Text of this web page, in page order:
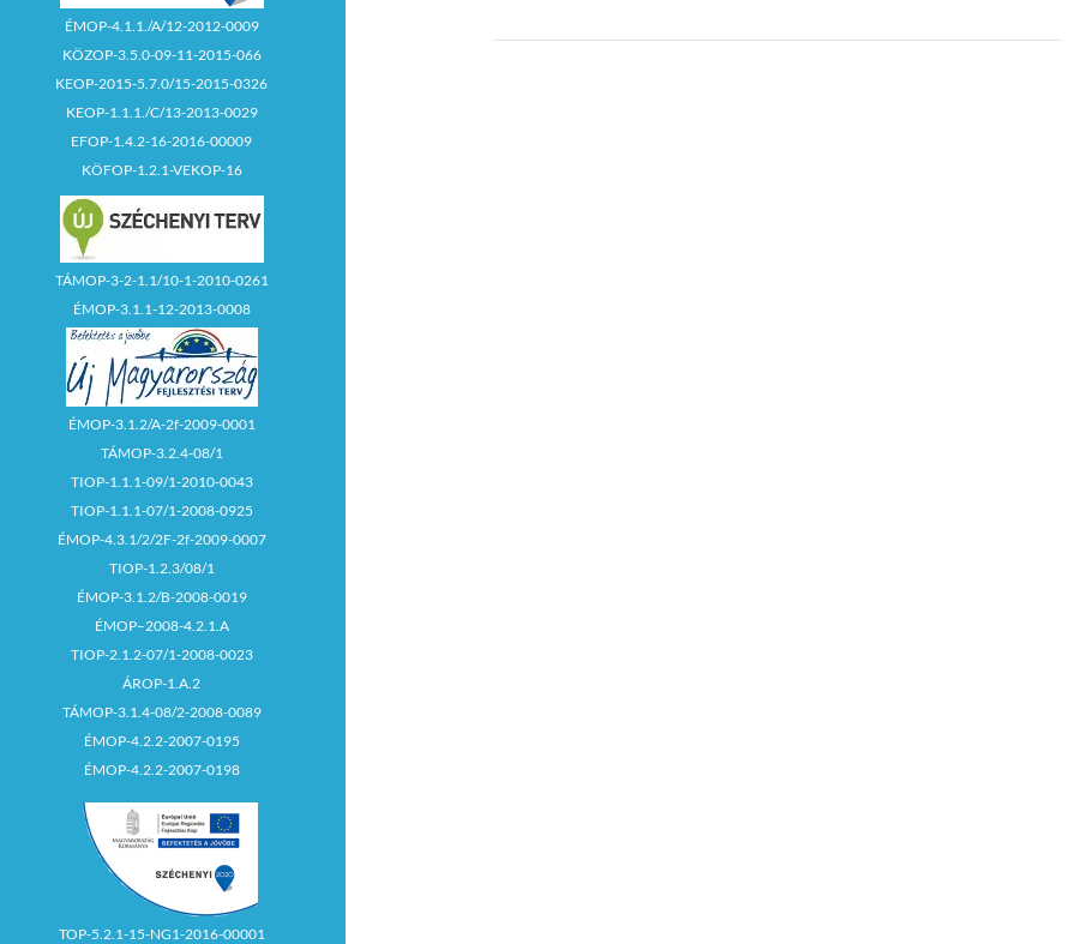
ÉMOP-4.1.1./A/12-2012-0009
KÖZOP-3.5.0-09-11-2015-066
KEOP-2015-5.7.0/15-2015-0326
KEOP-1.1.1./C/13-2013-0029
EFOP-1.4.2-16-2016-00009
KÖFOP-1.2.1-VEKOP-16
TÁMOP-3-2-1.1/10-1-2010-0261
ÉMOP-3.1.1-12-2013-0008
ÉMOP-3.1.2/A-2f-2009-0001
TÁMOP-3.2.4-08/1
TIOP-1.1.1-09/1-2010-0043
TIOP-1.1.1-07/1-2008-0925
ÉMOP-4.3.1/2/2F-2f-2009-0007
TIOP-1.2.3/08/1
ÉMOP-3.1.2/B-2008-0019
ÉMOP–2008-4.2.1.A
TIOP-2.1.2-07/1-2008-0023
ÁROP-1.A.2
TÁMOP-3.1.4-08/2-2008-0089
ÉMOP-4.2.2-2007-0195
ÉMOP-4.2.2-2007-0198
TOP-5.2.1-15-NG1-2016-00001